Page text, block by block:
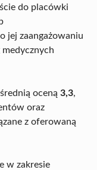
do placówki
jej zaangażowaniu
oceną 3,3,
oraz
z oferowaną
w zakresie